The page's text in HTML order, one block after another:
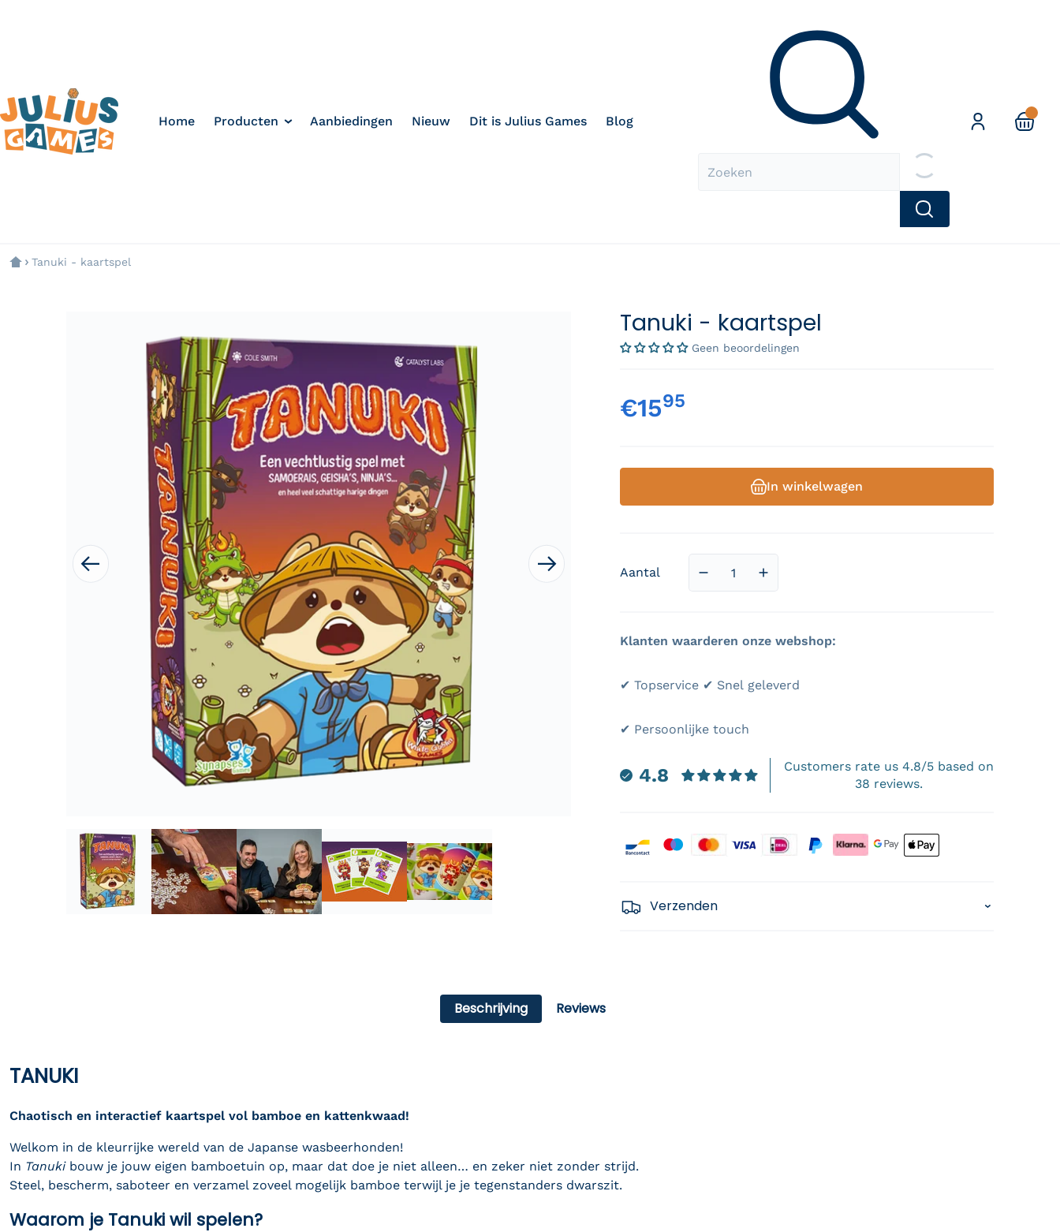
Home Producten Aanbiedingen Nieuw Dit is Julius Games Blog
Tanuki - kaartspel
1 van media openen in galerieweergave
Tanuki - kaartspel
Geen beoordelingen
€15,
95
In winkelwagen
Aantal
Aantal verlagen voor Tanuki - kaartspel
Aantal verhogen voor Tanuki - kaartspel
Klanten waarderen onze webshop:
✔ Topservice ✔ Snel geleverd
✔ Persoonlijke touch
4.8
Customers rate us 4.8/5 based on
38 reviews.
Payment icons
Verzenden
Beschrijving Reviews
TANUKI
Chaotisch en interactief kaartspel vol bamboe en kattenkwaad!
Welkom in de kleurrijke wereld van de Japanse wasbeerhonden!
In Tanuki bouw je jouw eigen bamboetuin op, maar dat doe je niet alleen… en zeker niet zonder strijd.
Steel, bescherm, saboteer en verzamel zoveel mogelijk bamboe terwijl je je tegenstanders dwarszit.
Waarom je Tanuki wil spelen?